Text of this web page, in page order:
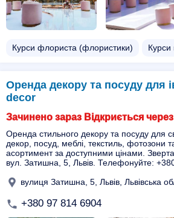
Курси флориста (флористики) Курси
Оренда декору та посуду для
decor
Зачинено зараз Відкриється
Оренда стильного декору та посуду для
декор, посуд, меблі, текстиль, фотозони
асортимент за доступними цінами.
вул. Затишна, 5, Львів. Телефонуйте:
вулиця Затишна, 5, Львів, Львівська
+380 97 814 6904